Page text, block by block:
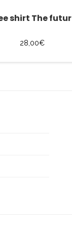
shirt The futur
28,00€